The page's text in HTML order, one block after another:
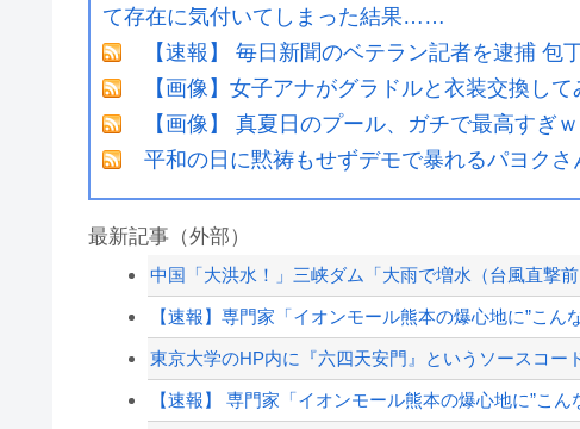
て存在に気付いてしまった結果……
【速報】 毎日新聞のベテラン記者を逮捕 包
【画像】女子アナがグラドルと衣装交換し
【画像】 真夏日のプール、ガチで最高すぎ
平和の日に黙祷もせずデモで暴れるパヨクさ
最新記事（外部）
中国「大洪水！」三峡ダム「大雨で増水（台風直撃
【速報】専門家「イオンモール熊本の爆心地に”こん
東京大学のHP内に『六四天安門』というソースコー
【速報】 専門家「イオンモール熊本の爆心地に”こ